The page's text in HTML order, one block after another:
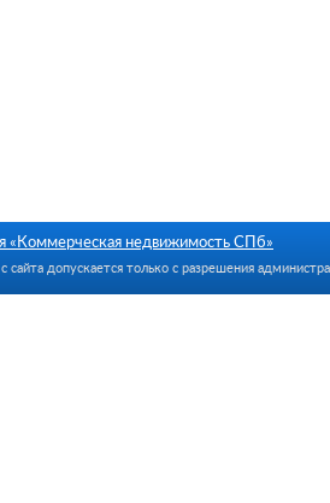
«Коммерческая недвижимость СПб»
сайта допускается только с разрешения